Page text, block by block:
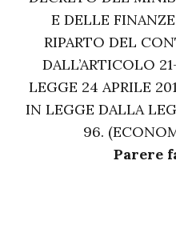
E DELLE
RIPARTO DEL
DALL’ARTICOLO
LEGGE 24 APRILE
IN LEGGE DALLA
96.
Parere